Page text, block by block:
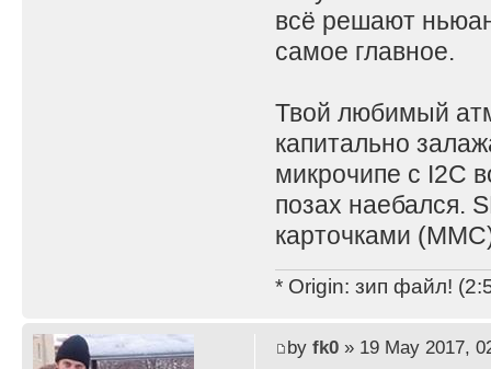
всё решают
самое главное.
Твой любимый
капитально
микрочипе с I2C
позах наебался.
карточками
* Origin: зип файл!
by fk0» 19 May 2017,